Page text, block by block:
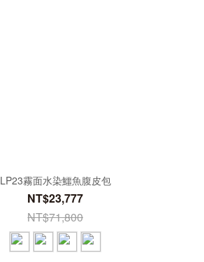
LP23霧面水染鱷魚腹皮包
NT$23,777
NT$71,800